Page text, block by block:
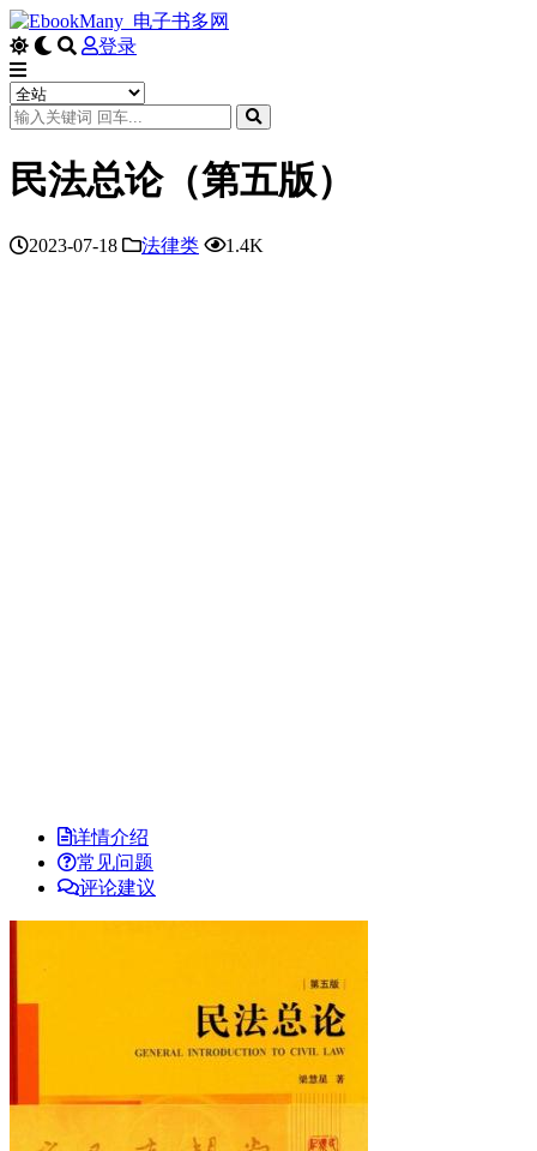
登录
民法总论（第五版）
2023-07-18 法律类 1.4K
详情介绍
常见问题
评论建议